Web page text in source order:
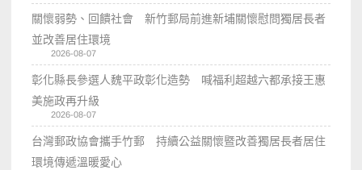
關懷弱勢、回饋社會 新竹郵局前進新埔關懷慰問獨居長者
並改善居住環境
2026-08-07
彰化縣長參選人魏平政彰化造勢 喊福利超越六都承接王惠
美施政再升級
2026-08-07
台灣郵政協會攜手竹郵 持續公益關懷暨改善獨居長者居住
環境傳遞溫暖愛心